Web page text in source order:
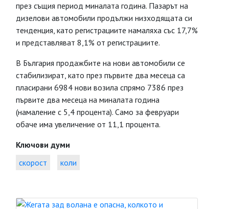
през същия период миналата година. Пазарът на
дизелови автомобили продължи низходящата си
тенденция, като регистрациите намаляха със 17,7%
и представляват 8,1% от регистрациите.
В България продажбите на нови автомобили се
стабилизират, като през първите два месеца са
пласирани 6984 нови возила спрямо 7386 през
първите два месеца на миналата година
(намаление с 5,4 процента). Само за февруари
обаче има увеличение от 11,1 процента.
Ключови думи
скорост
коли